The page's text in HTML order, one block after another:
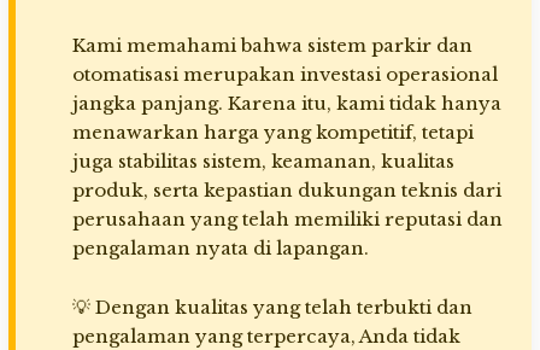
Kami memahami bahwa sistem parkir dan
otomatisasi merupakan investasi operasional
jangka panjang. Karena itu, kami tidak hanya
menawarkan harga yang kompetitif, tetapi
juga stabilitas sistem, keamanan, kualitas
produk, serta kepastian dukungan teknis dari
perusahaan yang telah memiliki reputasi dan
pengalaman nyata di lapangan.
💡 Dengan kualitas yang telah terbukti dan
pengalaman yang terpercaya, Anda tidak